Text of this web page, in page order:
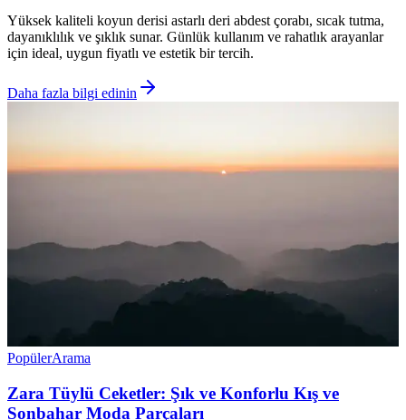
Yüksek kaliteli koyun derisi astarlı deri abdest çorabı, sıcak tutma,
dayanıklılık ve şıklık sunar. Günlük kullanım ve rahatlık arayanlar
için ideal, uygun fiyatlı ve estetik bir tercih.
Daha fazla bilgi edinin
PopülerArama
Zara Tüylü Ceketler: Şık ve Konforlu Kış ve
Sonbahar Moda Parçaları